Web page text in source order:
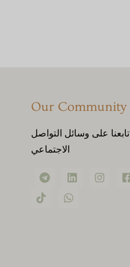
Our Community
تابعنا على وسائل التواصل
الاجتماعي